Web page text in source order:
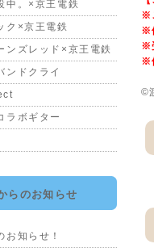
※
※
※
※
©
中。×京王電鉄
ク×京王電鉄
ンズレッド×京王電鉄
ンドクライ
ラボギター
らのお知らせ
お知らせ！